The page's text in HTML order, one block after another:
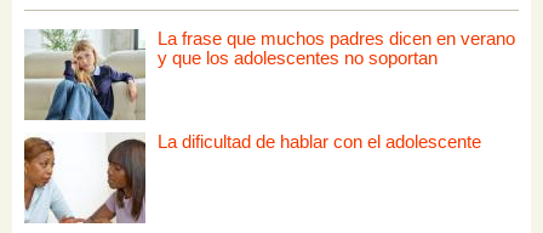
La frase que muchos padres dicen en verano
y que los adolescentes no soportan
La dificultad de hablar con el adolescente